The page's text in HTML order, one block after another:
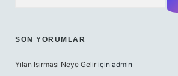
SON YORUMLAR
Yılan Isırması Neye Gelir için admin